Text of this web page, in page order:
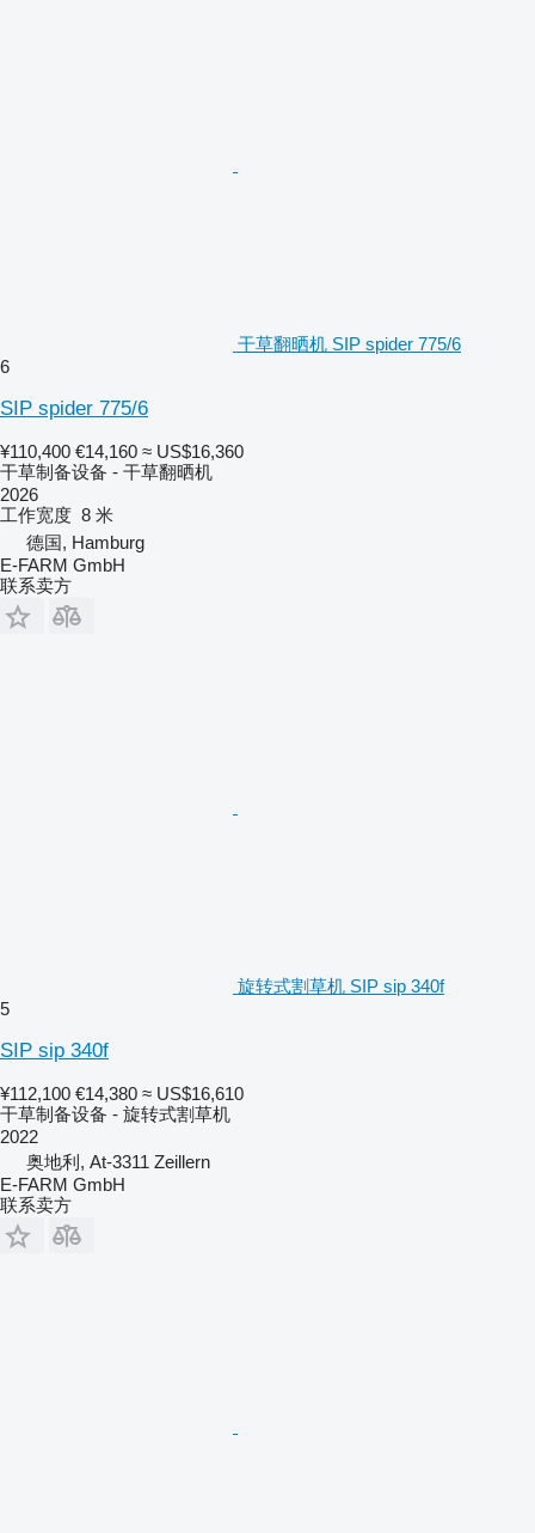
干草翻晒机 SIP spider 775/6
6
SIP spider 775/6
¥110,400 €14,160 ≈ US$16,360
干草制备设备 - 干草翻晒机
2026
工作宽度 8 米
德国, Hamburg
E-FARM GmbH
联系卖方
旋转式割草机 SIP sip 340f
5
SIP sip 340f
¥112,100 €14,380 ≈ US$16,610
干草制备设备 - 旋转式割草机
2022
奥地利, At-3311 Zeillern
E-FARM GmbH
联系卖方